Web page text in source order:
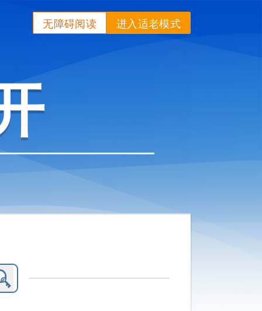
进入适老模式
无障碍阅读